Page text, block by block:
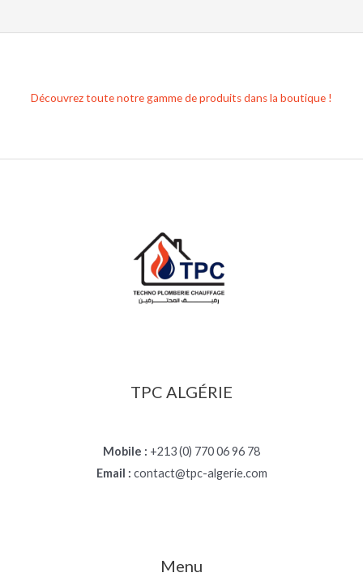
Découvrez toute notre gamme de produits dans la boutique !
TPC ALGÉRIE
Mobile : +213 (0) 770 06 96 78
Email : contact@tpc-algerie.com
Menu